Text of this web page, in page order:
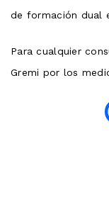
de formación dual
Para cualquier
Gremi por los